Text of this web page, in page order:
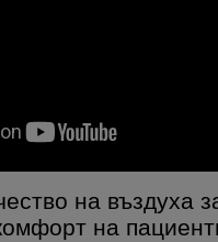
на въздуха
на